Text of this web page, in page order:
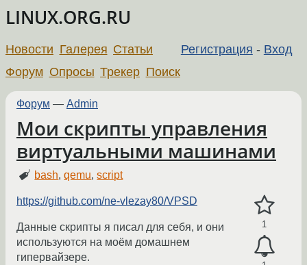
LINUX.ORG.RU
Регистрация - Вход
Новости Галерея Статьи
Форум Опросы Трекер Поиск
Форум — Admin
Мои скрипты управления
виртуальными машинами
bash,qemu,script
1
https://github.com/ne-vlezay80/VPSD
Данные скрипты я писал для себя, и они
используются на моём домашнем
гипервайзере.